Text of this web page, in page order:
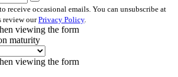
receive occasional emails. You can unsubscribe at
review ourPrivacy Policy.
viewing the form
maturity
viewing the form